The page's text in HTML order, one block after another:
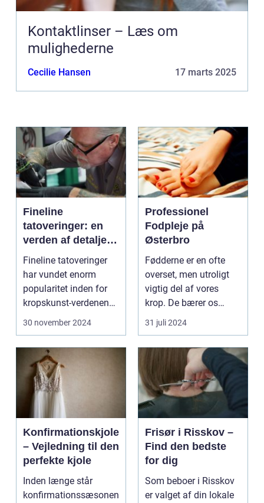
Kontaktlinser – Læs om
mulighederne
Cecilie Hansen 17 marts 2025
Fineline
tatoveringer: en
verden af detaljer
og elegance
Fineline tatoveringer
har vundet enorm
popularitet inden for
kropskunst-verdenen
de seneste år...
30 november 2024
Professionel
Fodpleje på
Østerbro
Fødderne er en ofte
overset, men utroligt
vigtig del af vores
krop. De bærer os
gennem ...
31 juli 2024
Konfirmationskjole
– Vejledning til den
perfekte kjole
Inden længe står
konfirmationssæsonen
Frisør i Risskov –
Find den bedste
for dig
Som beboer i Risskov
er valget af din lokale